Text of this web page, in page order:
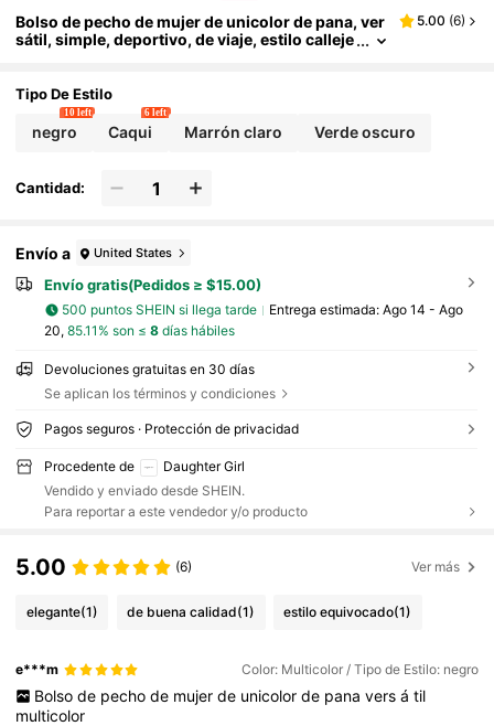
Bolso de pecho de mujer de unicolor de pana, ver
sátil, simple, deportivo, de viaje, estilo calleje
5.00 (6)
Tipo De Estilo
negro
10 left
Caqui
6 left
Marrón claro Verde oscuro
Cantidad:
Envío a United States
Envío gratis(Pedidos ≥ $15.00)
500 puntos SHEIN si llega tarde Entrega estimada: Ago 14 - Ago
20, 85.11% son ≤ 8días hábiles
Devoluciones gratuitas en 30 días
Se aplican los términos y condiciones
Pagos seguros · Protección de privacidad
Procedente de
Daughter Girl
Vendido y enviado desde SHEIN.
Para reportar a este vendedor y/o producto
5.00 (6) Ver más
elegante(1) de buena calidad(1) estilo equivocado(1)
e***m Color: Multicolor / Tipo de Estilo: negro
Bolso de pecho de mujer de unicolor de pana vers á til
multicolor